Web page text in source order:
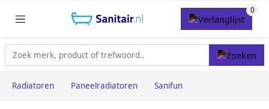
Radiatoren Paneelradiatoren Sanifun